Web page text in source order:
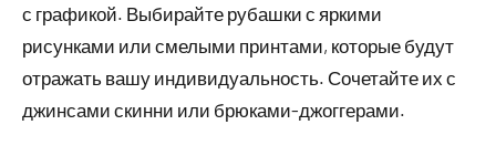
с графикой. Выбирайте рубашки с яркими
рисунками или смелыми принтами, которые будут
отражать вашу индивидуальность. Сочетайте их с
джинсами скинни или брюками-джоггерами.